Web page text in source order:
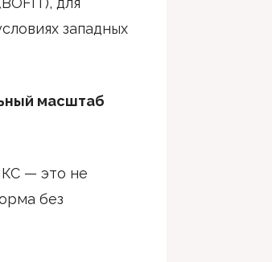
западных
масштаб
— это не
без